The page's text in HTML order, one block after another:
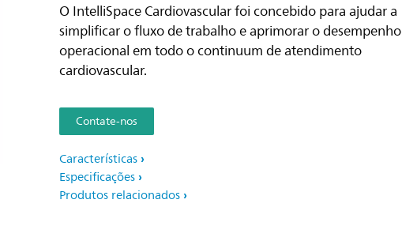
O IntelliSpace Cardiovascular foi concebido para ajudar a
simplificar o fluxo de trabalho e aprimorar o desempenho
operacional em todo o continuum de atendimento
cardiovascular.
Contate-nos
Características
Especificações
Produtos relacionados